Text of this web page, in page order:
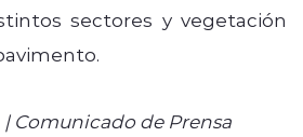
sectores y vegetación
| Comunicado de Prensa